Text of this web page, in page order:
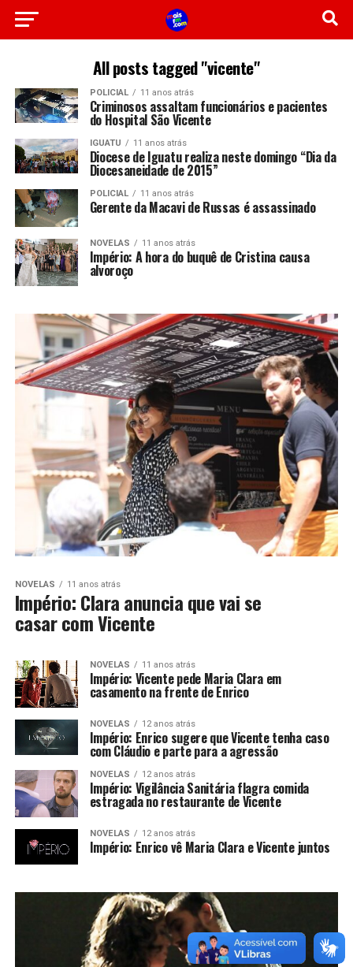
All posts tagged "vicente"
POLICIAL 11 anos atrás
Criminosos assaltam funcionários e pacientes
do Hospital São Vicente
IGUATU 11 anos atrás
Diocese de Iguatu realiza neste domingo “Dia da
Diocesaneidade de 2015”
POLICIAL 11 anos atrás
Gerente da Macavi de Russas é assassinado
NOVELAS 11 anos atrás
Império: A hora do buquê de Cristina causa
alvoroço
NOVELAS 11 anos atrás
Império: Clara anuncia que vai se
casar com Vicente
NOVELAS 11 anos atrás
Império: Vicente pede Maria Clara em
casamento na frente de Enrico
NOVELAS 12 anos atrás
Império: Enrico sugere que Vicente tenha caso
com Cláudio e parte para a agressão
NOVELAS 12 anos atrás
Império: Vigilância Sanitária flagra comida
estragada no restaurante de Vicente
NOVELAS 12 anos atrás
Império: Enrico vê Maria Clara e Vicente juntos